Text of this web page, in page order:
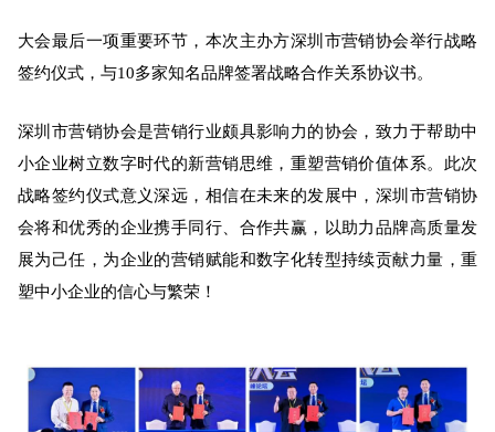
大会最后一项重要环节，本次主办方深圳市营销协会举行战略
签约仪式， 与10多家知名品牌签署战略合作关系协议书。
深圳市营销协会是营销行业颇具影响力的协会，致力于帮助中
小企业树立数字时代的新营销思维，重塑营销价值体系。 此次
战略签约仪式意义深远，相信在未来的发展中，深圳市营销协
会将和优秀的企业携手同行、合作共赢，以助力品牌高质量发
展为己任，为企业的营销赋能和数字化转型持续贡献力量，重
塑中小企业的信心与繁荣！